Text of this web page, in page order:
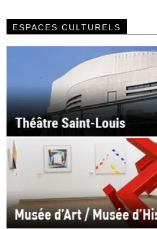
ESPACES CULTURELS